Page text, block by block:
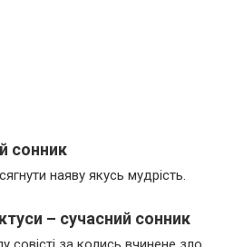
сонник
наяву якусь мудрість.
– сучасний сонник